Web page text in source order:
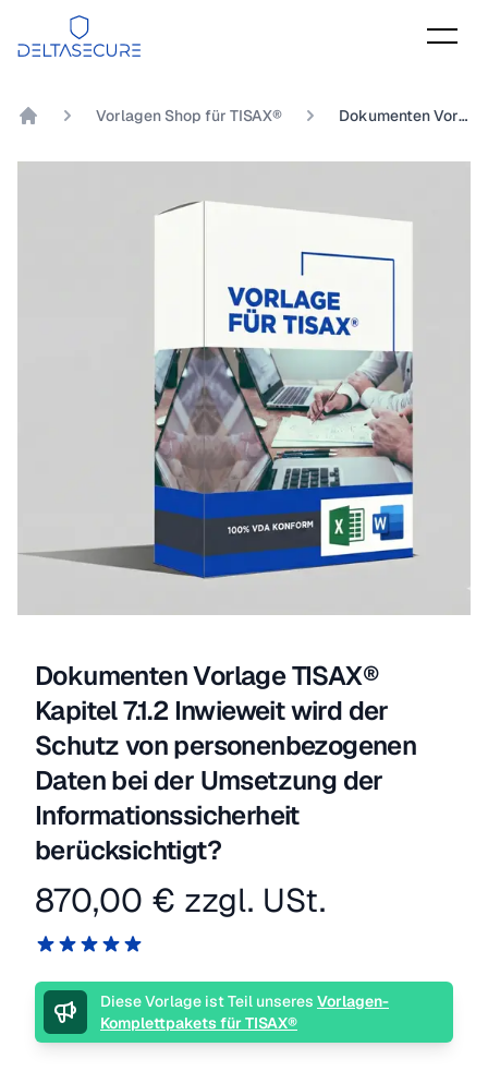
DeltaSecure
Vorlagen Shop für TISAX® Dokumenten Vorlage TISAX® Kapitel 7.1.2 Inwieweit wird der Schutz von personenbezogenen Daten bei der Umsetzung der Informationssicherheit berücksichtigt?
Dokumenten Vorlage TISAX®
Kapitel 7.1.2 Inwieweit wird der
Schutz von personenbezogenen
Daten bei der Umsetzung der
Informationssicherheit
berücksichtigt?
Produktinformation
870,00 € zzgl. USt.
Reviews
5 von 5 Sternen
BeschreibungDiese Vorlage ist Teil unseres Vorlagen-
Komplettpakets für TISAX®